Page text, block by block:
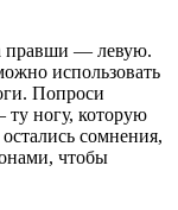
правши — левую.
использовать
Попроси
ту ногу, которую
сомнения,
чтобы